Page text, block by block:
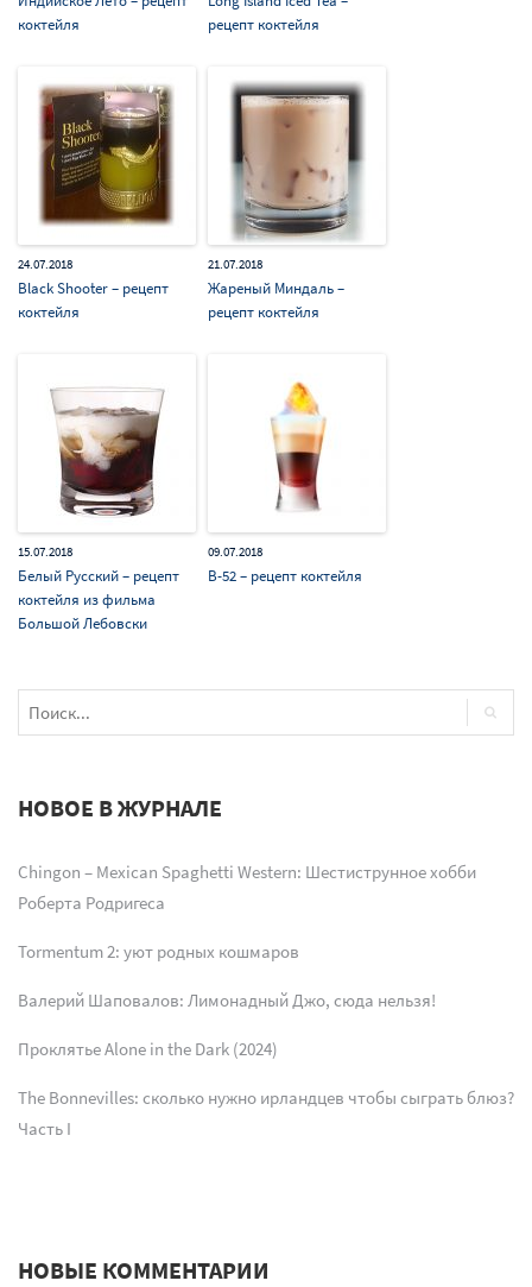
коктейля
рецепт коктейля
24.07.2018
Black Shooter – рецепт
коктейля
21.07.2018
Жареный Миндаль –
рецепт коктейля
15.07.2018
Белый Русский – рецепт
коктейля из фильма
Большой Лебовски
09.07.2018
B-52 – рецепт коктейля
НОВОЕ В ЖУРНАЛЕ
Chingon – Mexican Spaghetti Western: Шестиструнное хобби
Роберта Родригеса
Tormentum 2: уют родных кошмаров
Валерий Шаповалов: Лимонадный Джо, сюда нельзя!
Проклятье Alone in the Dark (2024)
The Bonnevilles: сколько нужно ирландцев чтобы сыграть блюз?
Часть I
НОВЫЕ КОММЕНТАРИИ